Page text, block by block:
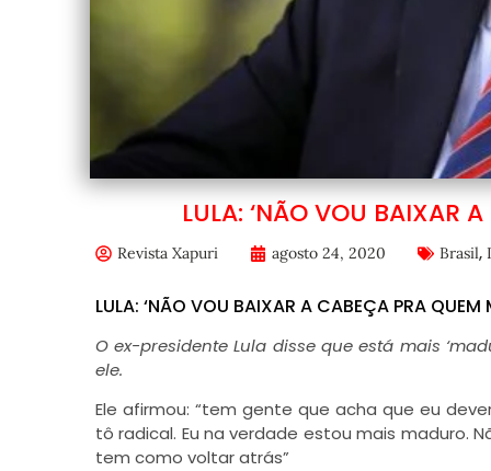
LULA: ‘NÃO VOU BAIXAR
Revista Xapuri agosto 24, 2020 Brasil,
LULA: ‘NÃO VOU BAIXAR A CABEÇA PRA QUEM
O ex-presidente Lula disse que está mais
ele.
Ele afirmou: “tem gente que acha que eu
tô radical. Eu na verdade estou mais maduro.
tem como voltar atrás”